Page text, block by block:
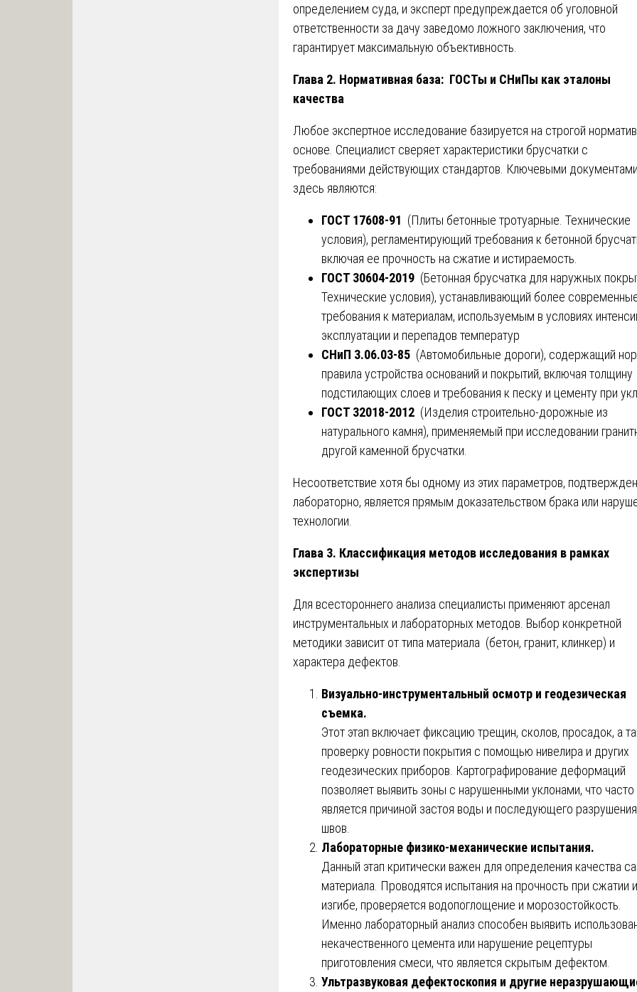
определением суда, и эксперт предупреждается об уголовной
ответственности за дачу заведомо ложного заключения, что
гарантирует максимальную объективность.
Глава 2. Нормативная база: ГОСТы и СНиПы как эталоны
качества
Любое экспертное исследование базируется на строгой
основе. Специалист сверяет характеристики брусчатки с
требованиями действующих стандартов. Ключевыми документами
здесь являются:
ГОСТ 17608-91 (Плиты бетонные тротуарные. Технические
условия), регламентирующий требования к бетонной
включая ее прочность на сжатие и истираемость.
ГОСТ 30604-2019 (Бетонная брусчатка для наружных
Технические условия), устанавливающий более
требования к материалам, используемым в условиях
эксплуатации и перепадов температур
СНиП 3.06.03-85 (Автомобильные дороги), содержащий
правила устройства оснований и покрытий, включая толщину
подстилающих слоев и требования к песку и цементу при
ГОСТ 32018-2012 (Изделия строительно-дорожные из
натурального камня), применяемый при исследовании
другой каменной брусчатки.
Несоответствие хотя бы одному из этих параметров,
лабораторно, является прямым доказательством брака или
технологии.
Глава 3. Классификация методов исследования в рамках
экспертизы
Для всестороннего анализа специалисты применяют арсенал
инструментальных и лабораторных методов. Выбор конкретной
методики зависит от типа материала (бетон, гранит, клинкер) и
характера дефектов.
Визуально-инструментальный осмотр и геодезическая
съемка.
Этот этап включает фиксацию трещин, сколов, просадок, а
проверку ровности покрытия с помощью нивелира и других
геодезических приборов. Картографирование деформаций
позволяет выявить зоны с нарушенными уклонами, что часто
является причиной застоя воды и последующего разрушения
швов.
Лабораторные физико-механические испытания.
Данный этап критически важен для определения качества
материала. Проводятся испытания на прочность при сжатии и
изгибе, проверяется водопоглощение и морозостойкость.
Именно лабораторный анализ способен выявить
некачественного цемента или нарушение рецептуры
приготовления смеси, что является скрытым дефектом.
Ультразвуковая дефектоскопия и другие